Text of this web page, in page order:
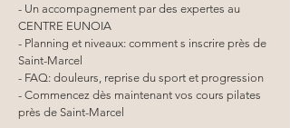
- Un accompagnement par des expertes au
CENTRE EUNOIA
- Planning et niveaux: comment s inscrire près de
Saint-Marcel
- FAQ: douleurs, reprise du sport et progression
- Commencez dès maintenant vos cours pilates
près de Saint-Marcel